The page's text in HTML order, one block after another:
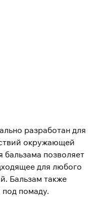
разработан для
окружающей
позволяет
для любого
Бальзам также
помаду.